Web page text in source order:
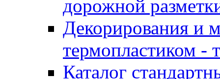
дорожной
Декорирования и
термопластиком -
Каталог